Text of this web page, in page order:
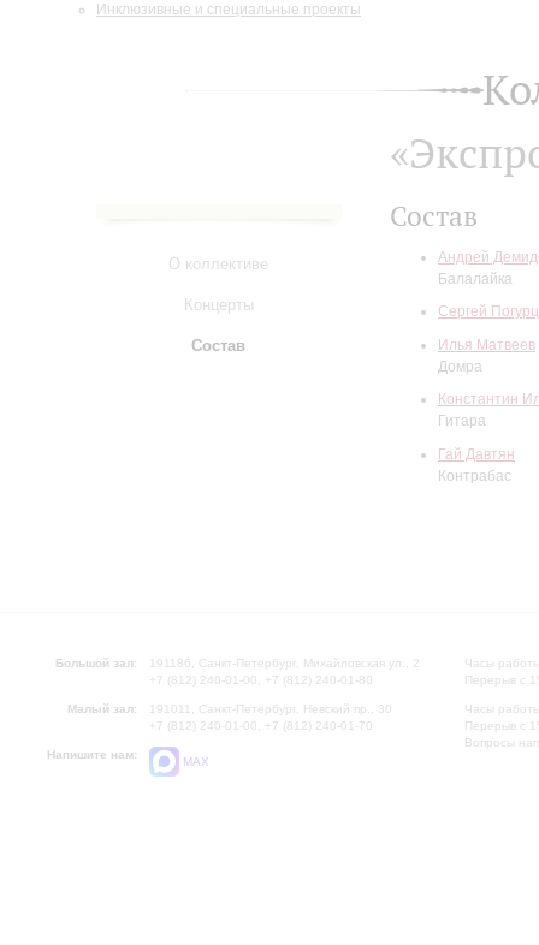
Инклюзивные и специальные проекты
О коллективе
Концерты
Состав
Состав
Андрей
Балалайка
Сергей
Илья Матвеев
Домра
Константин
Гитара
Гай Давтян
Контрабас
Большой зал:
191186, Санкт-Петербург, Михайловская ул., 2
+7 (812) 240-01-00, +7 (812) 240-01-80
Малый зал:
191011, Санкт-Петербург, Невский пр., 30
+7 (812) 240-01-00, +7 (812) 240-01-70
Напишите нам:
MAX
Часы
Перерыв с
Часы
Перерыв с
Вопросы